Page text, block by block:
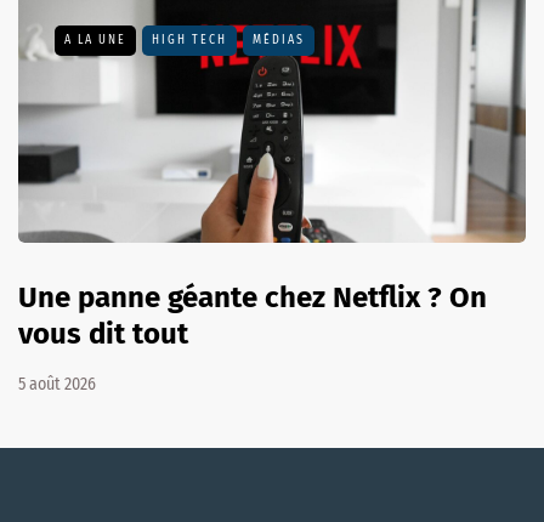
A LA UNE HIGH TECH MÉDIAS
Une panne géante chez Netflix ? On
vous dit tout
5 août 2026